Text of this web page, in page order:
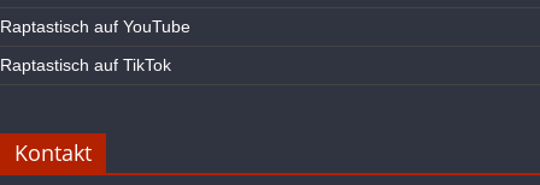
Raptastisch auf YouTube
Raptastisch auf TikTok
Kontakt